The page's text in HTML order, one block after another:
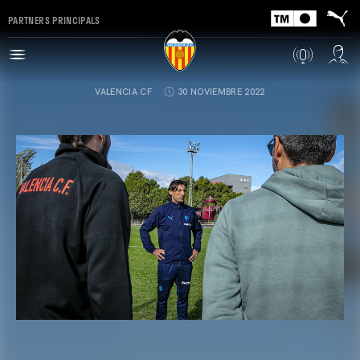
PARTNERS PRINCIPALS
VALENCIA CF 30 NOVIEMBRE 2022